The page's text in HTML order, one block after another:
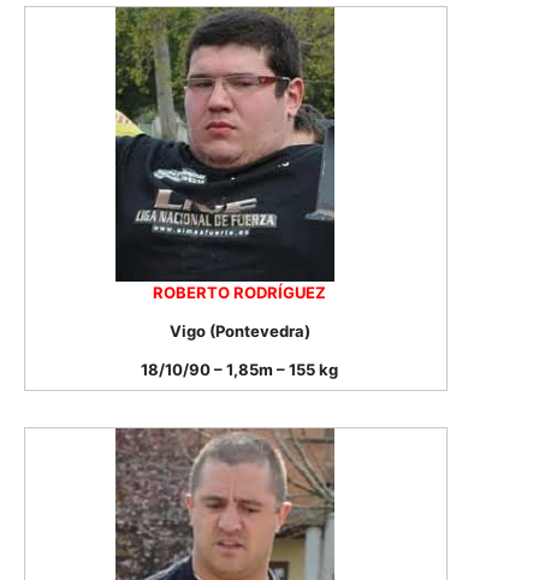
ROBERTO RODRÍGUEZ
Vigo (Pontevedra)
18/10/90 – 1,85m – 155 kg